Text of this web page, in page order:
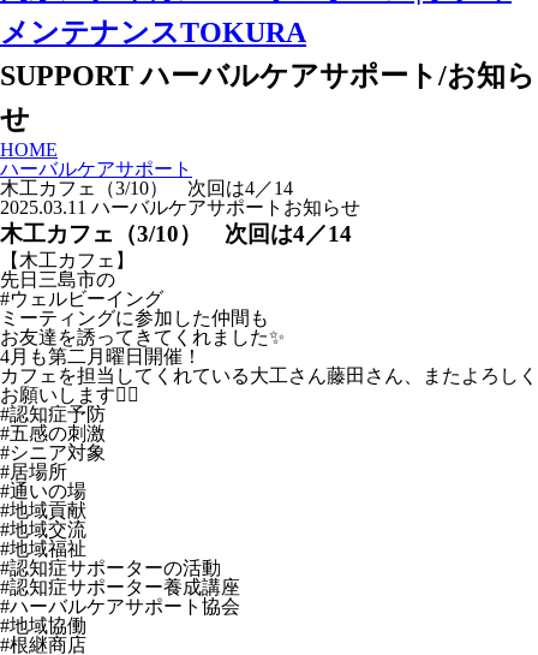
SUPPORT ハーバルケアサポート/お知ら
せ
HOME
ハーバルケアサポート
木工カフェ（3/10） 次回は4／14
2025.03.11 ハーバルケアサポート お知らせ
木工カフェ（3/10） 次回は4／14
【木工カフェ】
先日三島市の
#ウェルビーイング
ミーティングに参加した仲間も
お友達を誘ってきてくれました✨
4月も第二月曜日開催！
カフェを担当してくれている大工さん藤田さん、またよろしく
お願いします🙋‍♀️
#認知症予防
#五感の刺激
#シニア対象
#居場所
#通いの場
#地域貢献
#地域交流
#地域福祉
#認知症サポーターの活動
#認知症サポーター養成講座
#ハーバルケアサポート協会
#地域協働
#根継商店